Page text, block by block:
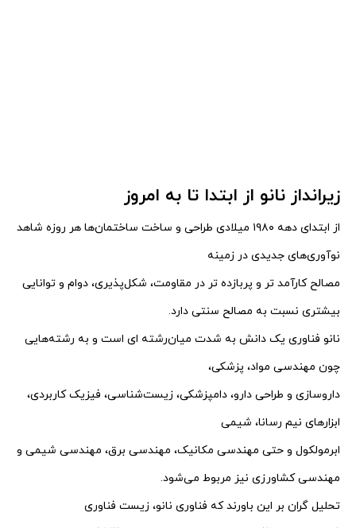
زیرانداز نانو از ابتدا تا به امروز
از ابتدای دهه ۱۹۸۰ میلادی طراحی و ساخت ساختمان‌ها هر روزه شاهد
نوآوری‌های جدیدی در زمینه
مصالح کارآمد تر و پربازده تر در مقاومت، شکل‌پذیری، دوام و توانایی
بیشتری نسبت به مصالح سنتی دارد.
نانو فناوری یک دانش به شدت میان‌رشته‌ ای است و به رشته‌هایی
چون مهندسی مواد، پزشکی،
داروسازی و طراحی دارو، دامپزشکی، زیست‌شناسی، فیزیک کاربردی،
ابزارهای نیم رسانا، شیمی
ابرمولکول و حتی مهندسی مکانیک، مهندسی برق، مهندسی شیمی و
مهندسی کشاورزی نیز مربوط می‌شود.
تحلیل گران بر این باورند که فناوری نانو، زیست فناوری